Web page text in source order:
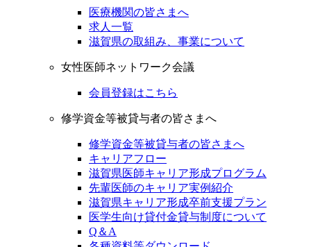
医療機関の皆さまへ
求人一覧
滋賀県の取組み、事業について
女性医師ネットワーク会議
会員登録はこちら
修学資金等被貸与者の皆さまへ
修学資金等被貸与者の皆さまへ
キャリアフロー
滋賀県医師キャリア形成プログラム
先輩医師のキャリア実例紹介
滋賀県キャリア形成卒前支援プラン
医学生向け貸付金貸与制度について
Q＆A